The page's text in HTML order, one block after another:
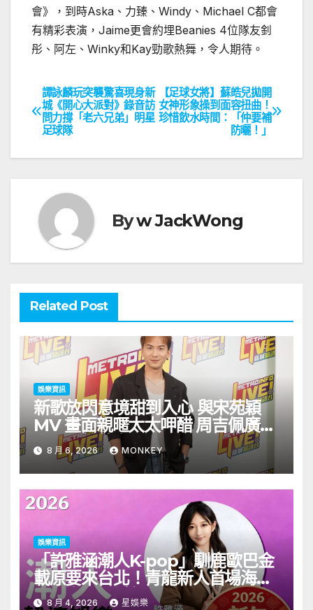
會》，到時Aska 、力臻、 Windy 、 Michael C都會
有精彩表演， Jaime更會約埋Beanies 4位隊友釗
彤、阿左、 Winky和Kay勁歌熱舞，令人期待。
文
章
導
【足球女將】蘇皓兒拋開
女神形象操到面容扭曲！
珍惜飲水時間：「仲要補
防曬！」
譚詠麟玩突襲驚喜現身新
城《開心大派對》錄音訪
問力撐「老六兄弟」明星
足球隊
Byw JackWong
Related Post
娛樂資訊
新歌放閃意境甜到入心 與宋苑穎
MV 畫面親暱太太呷醋 周吉佩廣州
一日三場熱血 Busking
8 月 6, 2026 MONKEY
娛樂資訊
「許雅涵潮人K-pop」馴鹿歐巴金
載原要來台北！青龍新人首場海外
見面會8/9開搶
8 月 4, 2026 星娛樂